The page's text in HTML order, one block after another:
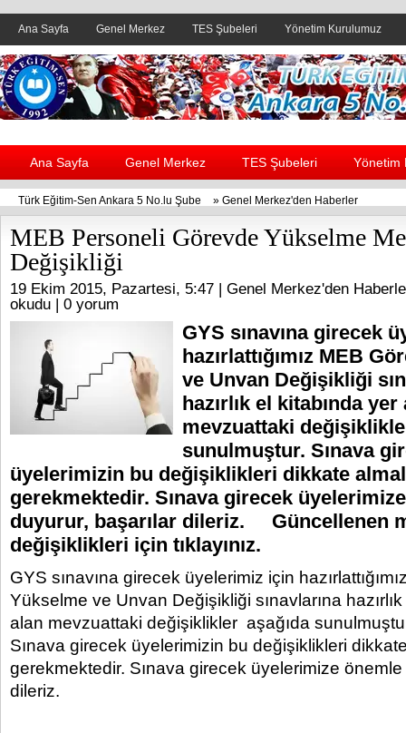
Ana Sayfa Genel Merkez TES Şubeleri Yönetim Kurulumuz
Header yanı reklam alanı
Ana Sayfa Genel Merkez TES Şubeleri Yönetim
Türk Eğitim-Sen Ankara 5 No.lu Şube » Genel Merkez'den Haberler
MEB Personeli Görevde Yükselme
Değişikliği
19 Ekim 2015, Pazartesi, 5:47 | Genel Merkez'den
okudu | 0 yorum
GYS sınavına girecek
hazırlattığımız MEB
ve Unvan Değişikliği
hazırlık el kitabında yer
mevzuattaki
sunulmuştur. Sınava
üyelerimizin bu değişiklikleri dikkate
gerekmektedir. Sınava girecek
duyurur, başarılar dileriz. Güncellenen
değişiklikleri için tıklayınız.
GYS sınavına girecek üyelerimiz için
Yükselme ve Unvan Değişikliği sınavlarına
alan mevzuattaki değişiklikler aşağıda
Sınava girecek üyelerimizin bu değişiklikleri
gerekmektedir. Sınava girecek üyelerimize önemle
dileriz.